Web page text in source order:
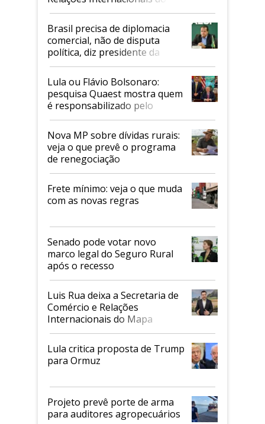
Mapa
Brasil precisa de diplomacia
comercial, não de disputa
política, diz presidente da
Faesp
Lula ou Flávio Bolsonaro:
pesquisa Quaest mostra quem
é responsabilizado pelo
tarifaço dos EUA
Nova MP sobre dívidas rurais:
veja o que prevê o programa
de renegociação
Frete mínimo: veja o que muda
com as novas regras
Senado pode votar novo
marco legal do Seguro Rural
após o recesso
Luis Rua deixa a Secretaria de
Comércio e Relações
Internacionais do Mapa
Lula critica proposta de Trump
para Ormuz
Projeto prevê porte de arma
para auditores agropecuários